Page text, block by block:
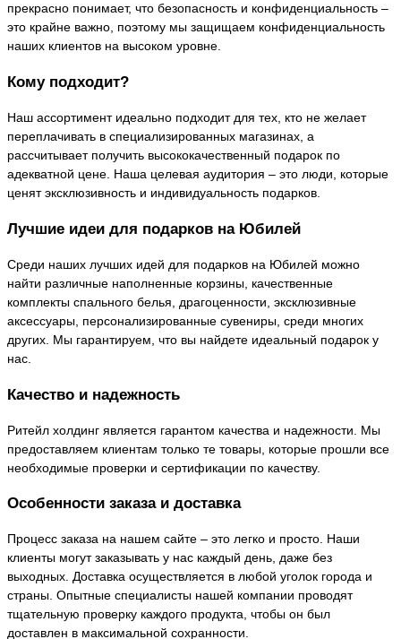
прекрасно понимает, что безопасность и конфиденциальность –
это крайне важно, поэтому мы защищаем конфиденциальность
наших клиентов на высоком уровне.
Кому подходит?
Наш ассортимент идеально подходит для тех, кто не желает
переплачивать в специализированных магазинах, а
рассчитывает получить высококачественный подарок по
адекватной цене. Наша целевая аудитория – это люди, которые
ценят эксклюзивность и индивидуальность подарков.
Лучшие идеи для подарков на Юбилей
Среди наших лучших идей для подарков на Юбилей можно
найти различные наполненные корзины, качественные
комплекты спального белья, драгоценности, эксклюзивные
аксессуары, персонализированные сувениры, среди многих
других. Мы гарантируем, что вы найдете идеальный подарок у
нас.
Качество и надежность
Ритейл холдинг является гарантом качества и надежности. Мы
предоставляем клиентам только те товары, которые прошли все
необходимые проверки и сертификации по качеству.
Особенности заказа и доставка
Процесс заказа на нашем сайте – это легко и просто. Наши
клиенты могут заказывать у нас каждый день, даже без
выходных. Доставка осуществляется в любой уголок города и
страны. Опытные специалисты нашей компании проводят
тщательную проверку каждого продукта, чтобы он был
доставлен в максимальной сохранности.